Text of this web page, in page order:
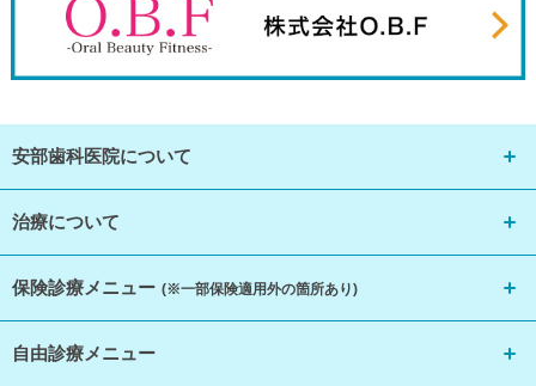
安部歯科医院について
治療について
保険診療メニュー (※一部保険適用外の箇所あり)
自由診療メニュー